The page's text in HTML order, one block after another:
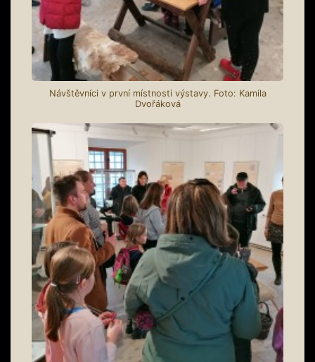
Návštěvníci v první místnosti výstavy. Foto: Kamila
Dvořáková